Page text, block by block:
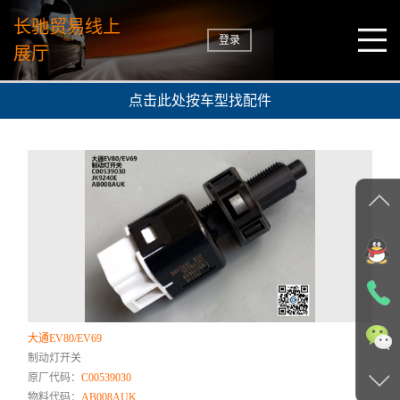
长驰贸易线上
展厅
登录
点击此处按车型找配件
大通EV80/EV69
制动灯开关
原厂代码：C00539030
物料代码：AB008AUK